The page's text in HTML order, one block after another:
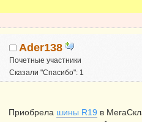
Ader138
Почетные участники
Сказали "Спасибо": 1
Репутация:0
Приобрела шины R19 в